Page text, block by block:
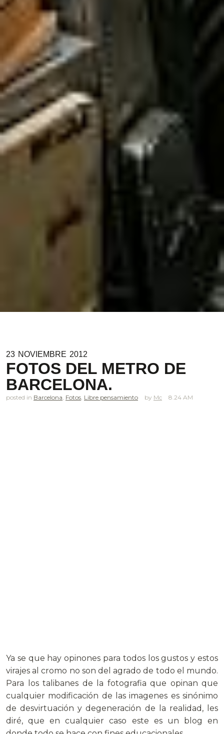
23 NOVIEMBRE 2012
FOTOS DEL METRO DE
BARCELONA.
posted in Barcelona Fotos Libre pensamiento Mc 8.24 AM
Ya se que hay opinones para todos los gustos y estos
virajes al cromo no son del agrado de todo el mundo.
Para los talibanes de la fotografia que opinan que
cualquier modificación de las imagenes es sinónimo
de desvirtuación y degeneración de la realidad, les
diré, que en cualquier caso este es un blog en